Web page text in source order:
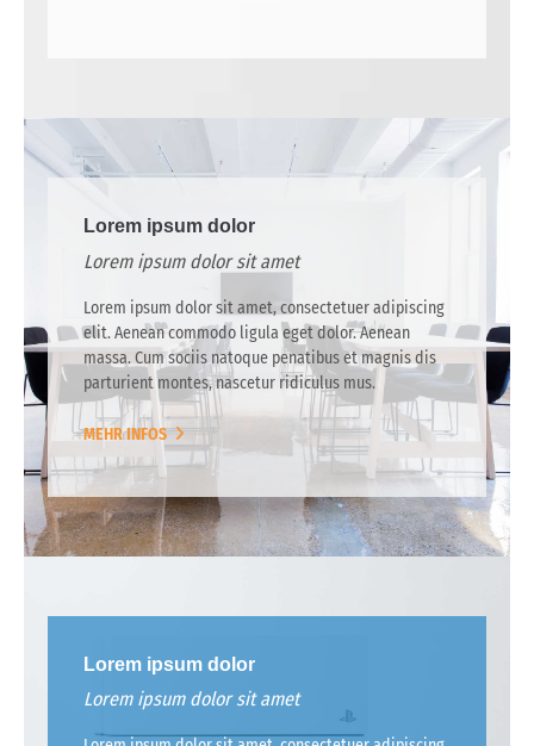
Lorem ipsum dolor
Lorem ipsum dolor sit amet
Lorem ipsum dolor sit amet, consectetuer adipiscing
elit. Aenean commodo ligula eget dolor. Aenean
massa. Cum sociis natoque penatibus et magnis dis
parturient montes, nascetur ridiculus mus.
MEHR INFOS
Lorem ipsum dolor
Lorem ipsum dolor sit amet